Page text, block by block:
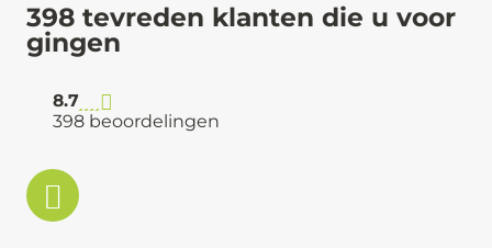
398 tevreden klanten die u voor
gingen
8.7
398 beoordelingen